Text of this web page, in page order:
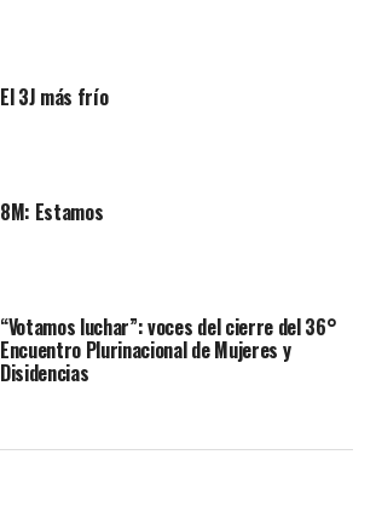
El 3J más frío
8M: Estamos
“Votamos luchar”: voces del cierre del 36°
Encuentro Plurinacional de Mujeres y
Disidencias